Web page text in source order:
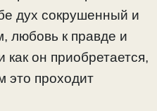
дух сокрушенный и
любовь к правде и
как он приобретается,
это проходит